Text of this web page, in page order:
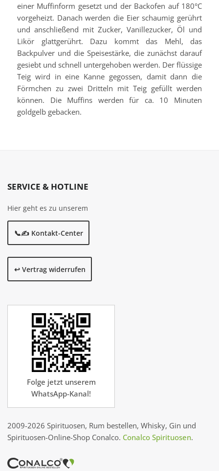
einer Muffinform gesetzt und der Backofen auf 180°C
vorgeheizt. Danach werden die Eier schaumig gerührt
und anschließend mit Zucker, Vanillezucker, Öl und
Likör glattgerührt. Dazu kommt das Mehl, das
Backpulver und die Speisestärke, die zunächst darauf
gesiebt und schnell untergehoben werden. Der flüssige
Teig wird in eine Kanne gegossen, damit dann die
Förmchen zu zwei Dritteln mit Teig gefüllt werden
können. Die Muffins werden für ca. 10 Minuten
goldgelb gebacken.
SERVICE & HOTLINE
Hier geht es zu unserem
📞✍️ Kontakt-Center
↩️ Vertrag widerrufen
Folge jetzt unserem
WhatsApp-Kanal!
2009-2026 Spirituosen, Rum bestellen, Whisky, Gin und
Spirituosen-Online-Shop Conalco. Conalco Spirituosen.